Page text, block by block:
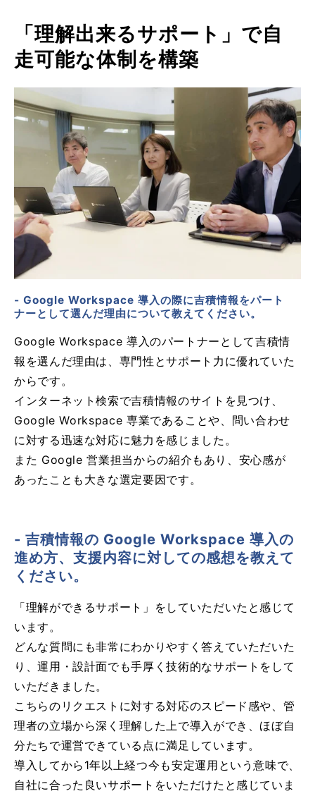
「理解出来るサポート」で自
走可能な体制を構築
- Google Workspace 導入の際に吉積情報をパート
ナーとして選んだ理由について教えてください。
Google Workspace 導入のパートナーとして吉積情
報を選んだ理由は、専門性とサポート力に優れていた
からです。
インターネット検索で吉積情報のサイトを見つけ、
Google Workspace 専業であることや、問い合わせ
に対する迅速な対応に魅力を感じました。
また Google 営業担当からの紹介もあり、安心感が
あったことも大きな選定要因です。
- 吉積情報の Google Workspace 導入の
進め方、支援内容に対しての感想を教えて
ください。
「理解ができるサポート」をしていただいたと感じて
います。
どんな質問にも非常にわかりやすく答えていただいた
り、運用・設計面でも手厚く技術的なサポートをして
いただきました。
こちらのリクエストに対する対応のスピード感や、管
理者の立場から深く理解した上で導入ができ、ほぼ自
分たちで運営できている点に満足しています。
導入してから1年以上経つ今も安定運用という意味で、
自社に合った良いサポートをいただけたと感じていま